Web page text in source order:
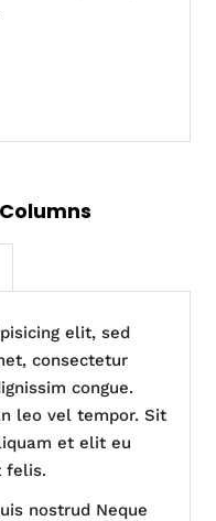
elit, sed
consectetur
congue.
leo vel tempor. Sit
et elit eu
felis.
nostrud Neque